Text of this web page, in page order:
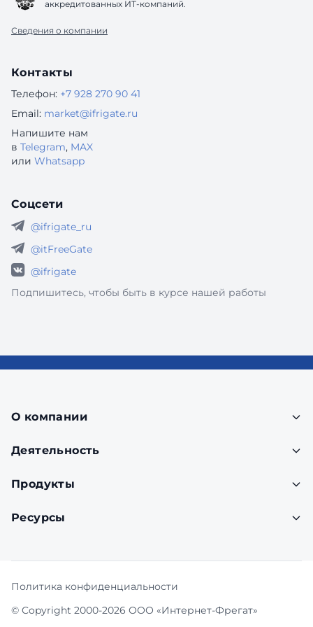
аккредитованных ИТ-компаний.
Сведения о компании
Контакты
Телефон: +7 928 270 90 41
Email: market@ifrigate.ru
Напишите нам
в Telegram, MAX
или Whatsapp
Соцсети
@ifrigate_ru
@itFreeGate
@ifrigate
Подпишитесь, чтобы быть в курсе нашей работы
О компании
Деятельность
Продукты
Ресурсы
© Copyright 2000-2026 ООО «Интернет-Фрегат»
Политика конфиденциальности